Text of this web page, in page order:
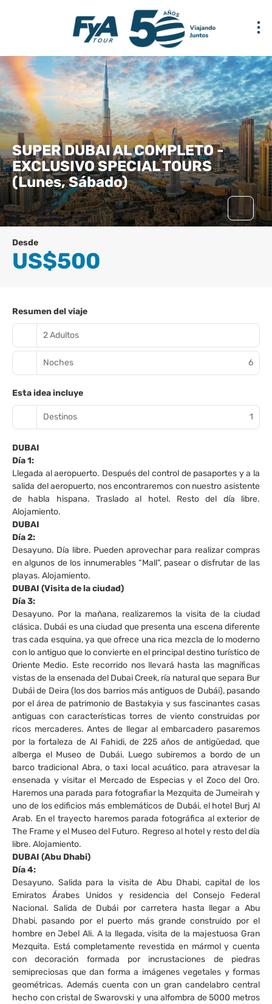
SUPER DUBAI AL COMPLETO -
EXCLUSIVO SPECIAL TOURS
(Lunes, Sábado)
Desde
US$500
Resumen del viaje
2 Adultos
Noches 6
Esta idea incluye
Destinos 1
DUBAI
Día 1:
Llegada al aeropuerto. Después del control de pasaportes y a la
salida del aeropuerto, nos encontraremos con nuestro asistente
de habla hispana. Traslado al hotel. Resto del día libre.
Alojamiento.
DUBAI
Día 2:
Desayuno. Día libre. Pueden aprovechar para realizar compras
en algunos de los innumerables “Mall”, pasear o disfrutar de las
playas. Alojamiento.
DUBAI (Visita de la ciudad)
Día 3:
Desayuno. Por la mañana, realizaremos la visita de la ciudad
clásica. Dubái es una ciudad que presenta una escena diferente
tras cada esquina, ya que ofrece una rica mezcla de lo moderno
con lo antiguo que lo convierte en el principal destino turístico de
Oriente Medio. Este recorrido nos llevará hasta las magníficas
vistas de la ensenada del Dubai Creek, ría natural que separa Bur
Dubái de Deira (los dos barrios más antiguos de Dubái), pasando
por el área de patrimonio de Bastakyia y sus fascinantes casas
antiguas con características torres de viento construidas por
ricos mercaderes. Antes de llegar al embarcadero pasaremos
por la fortaleza de Al Fahidi, de 225 años de antigüedad, que
alberga el Museo de Dubái. Luego subiremos a bordo de un
barco tradicional Abra, o taxi local acuático, para atravesar la
ensenada y visitar el Mercado de Especias y el Zoco del Oro.
Haremos una parada para fotografiar la Mezquita de Jumeirah y
uno de los edificios más emblemáticos de Dubái, el hotel Burj Al
Arab. En el trayecto haremos parada fotográfica al exterior de
The Frame y el Museo del Futuro. Regreso al hotel y resto del día
libre. Alojamiento.
DUBAI (Abu Dhabi)
Día 4:
Desayuno. Salida para la visita de Abu Dhabi, capital de los
Emiratos Árabes Unidos y residencia del Consejo Federal
Nacional. Salida de Dubái por carretera hasta llegar a Abu
Dhabi, pasando por el puerto más grande construido por el
hombre en Jebel Ali. A la llegada, visita de la majestuosa Gran
Mezquita. Está completamente revestida en mármol y cuenta
con decoración formada por incrustaciones de piedras
semipreciosas que dan forma a imágenes vegetales y formas
geométricas. Además cuenta con un gran candelabro central
hecho con cristal de Swarovski y una alfombra de 5000 metros